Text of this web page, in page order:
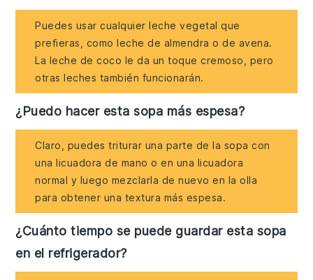
Puedes usar cualquier leche vegetal que
prefieras, como leche de almendra o de avena.
La leche de coco le da un toque cremoso, pero
otras leches también funcionarán.
¿Puedo hacer esta sopa más espesa?
Claro, puedes triturar una parte de la sopa con
una licuadora de mano o en una licuadora
normal y luego mezclarla de nuevo en la olla
para obtener una textura más espesa.
¿Cuánto tiempo se puede guardar esta sopa
en el refrigerador?